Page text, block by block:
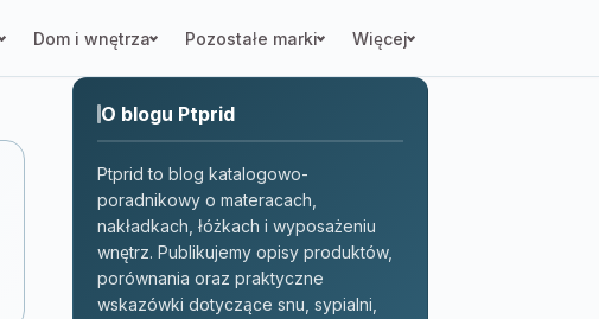
Dom i wnętrza Pozostałe marki Więcej
O blogu Ptprid
Ptprid to blog katalogowo-
poradnikowy o materacach,
nakładkach, łóżkach i wyposażeniu
wnętrz. Publikujemy opisy produktów,
porównania oraz praktyczne
wskazówki dotyczące snu, sypialni,